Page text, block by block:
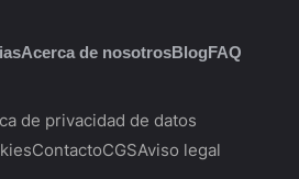
Acerca de nosotrosBlogFAQ
de privacidad de datos
ContactoCGSAviso legal